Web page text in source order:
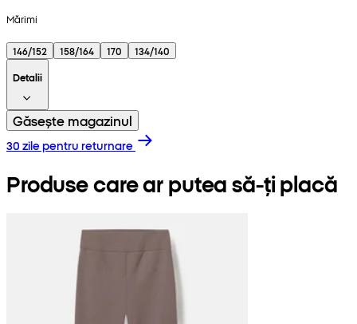
Mărimi
146/152 158/164 170
134/140
Detalii
Găsește magazinul
30 zile pentru returnare
Produse care ar putea să-ți placă